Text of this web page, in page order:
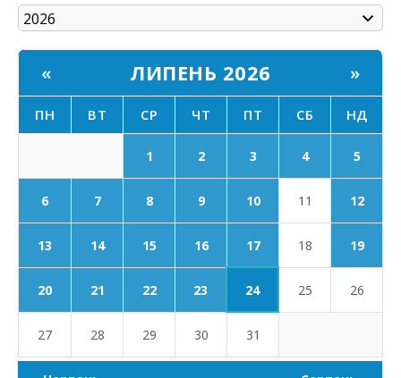
« ЛИПЕНЬ 2026 »
ПН ВТ СР ЧТ ПТ СБ НД
1 2 3 4 5
6 7 8 9 10 11 12
13 14 15 16 17 18 19
20 21 22 23 24 25 26
27 28 29 30 31